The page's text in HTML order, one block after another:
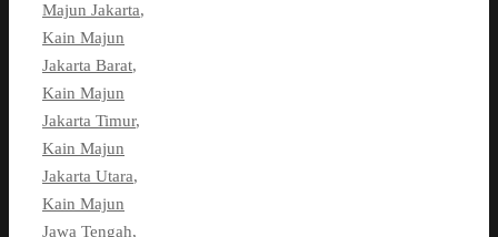
Majun Jakarta,
Kain Majun
Jakarta Barat,
Kain Majun
Jakarta Timur,
Kain Majun
Jakarta Utara,
Kain Majun
Jawa Tengah,